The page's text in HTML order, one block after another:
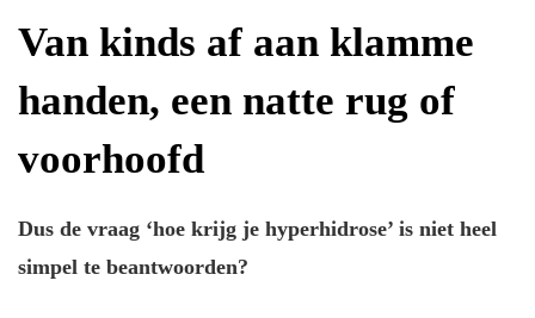
Van kinds af aan klamme
handen, een natte rug of
voorhoofd
Dus de vraag ‘hoe krijg je hyperhidrose’ is niet heel
simpel te beantwoorden?